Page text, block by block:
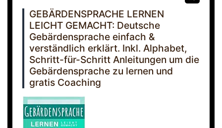
GEBÄRDENSPRACHE LERNEN
LEICHT GEMACHT: Deutsche
Gebärdensprache einfach &
verständlich erklärt. Inkl. Alphabet,
Schritt-für-Schritt Anleitungen um die
Gebärdensprache zu lernen und
gratis Coaching